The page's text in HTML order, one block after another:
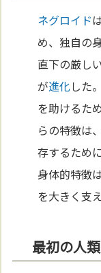
ネグロイド
め、独自の
直下の厳し
が進化した
を助けるた
らの特徴は
存するため
身体的特徴
を大きく支
最初の人